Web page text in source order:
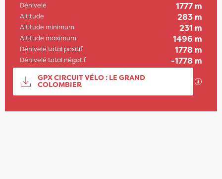
Dénivelé 1777 m
Altitude 283 m
Altitude minimum 231 m
Altitude maximum 1496 m
Dénivelé total positif 1778 m
Dénivelé total négatif -1778 m
Documentation
GPX CIRCUIT VÉLO : LE GRAND
COLOMBIER